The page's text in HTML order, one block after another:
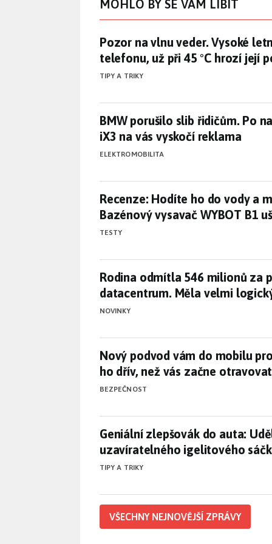
MOHLO BY SE VÁM LÍBIT
Pozor na vlnu veder. Vysoké
Pozor na vlnu veder. Vysoké
telefonu, už při 45 °C hrozí její
TIPY A TRIKY
BMW porušilo slib řidičům. Po
BMW porušilo slib řidičům. Po
iX3 na vás vyskočí reklama
ELEKTROMOBILITA
Recenze: Hodíte ho do vody a
Recenze: Hodíte ho do vody a
Bazénový vysavač WYBOT B1
TESTY
Rodina odmítla 546 milionů za
Rodina odmítla 546 milionů za
datacentrum. Měla velmi
NOVINKY
Nový podvod vám do mobilu
Nový podvod vám do mobilu
ho dřív, než vás začne otravovat
BEZPEČNOST
Geniální zlepšovák do auta:
Geniální zlepšovák do auta:
uzavíratelného igelitového
TIPY A TRIKY
VŠECHNY NEJNOVĚJŠÍ ZPRÁVY